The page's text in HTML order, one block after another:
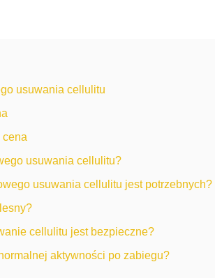
usuwania cellulitu
usuwania cellulitu?
usuwania cellulitu jest potrzebnych?
cellulitu jest bezpieczne?
aktywności po zabiegu?